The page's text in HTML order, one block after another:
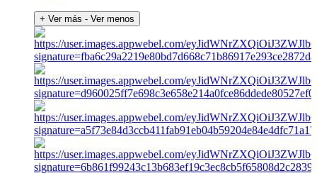
+ Ver más - Ver menos